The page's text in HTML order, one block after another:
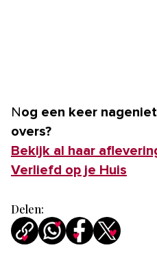
Nog een keer nagenieten van Fietjes make-
overs?
Bekijk al haar
Verliefd op je Huis
Delen: